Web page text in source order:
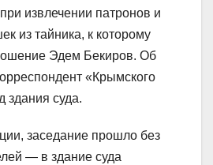
извлечении патронов и
из тайника, к которому
Эдем Бекиров. Об
«Крымского
здания суда.
заседание прошло без
— в здание суда